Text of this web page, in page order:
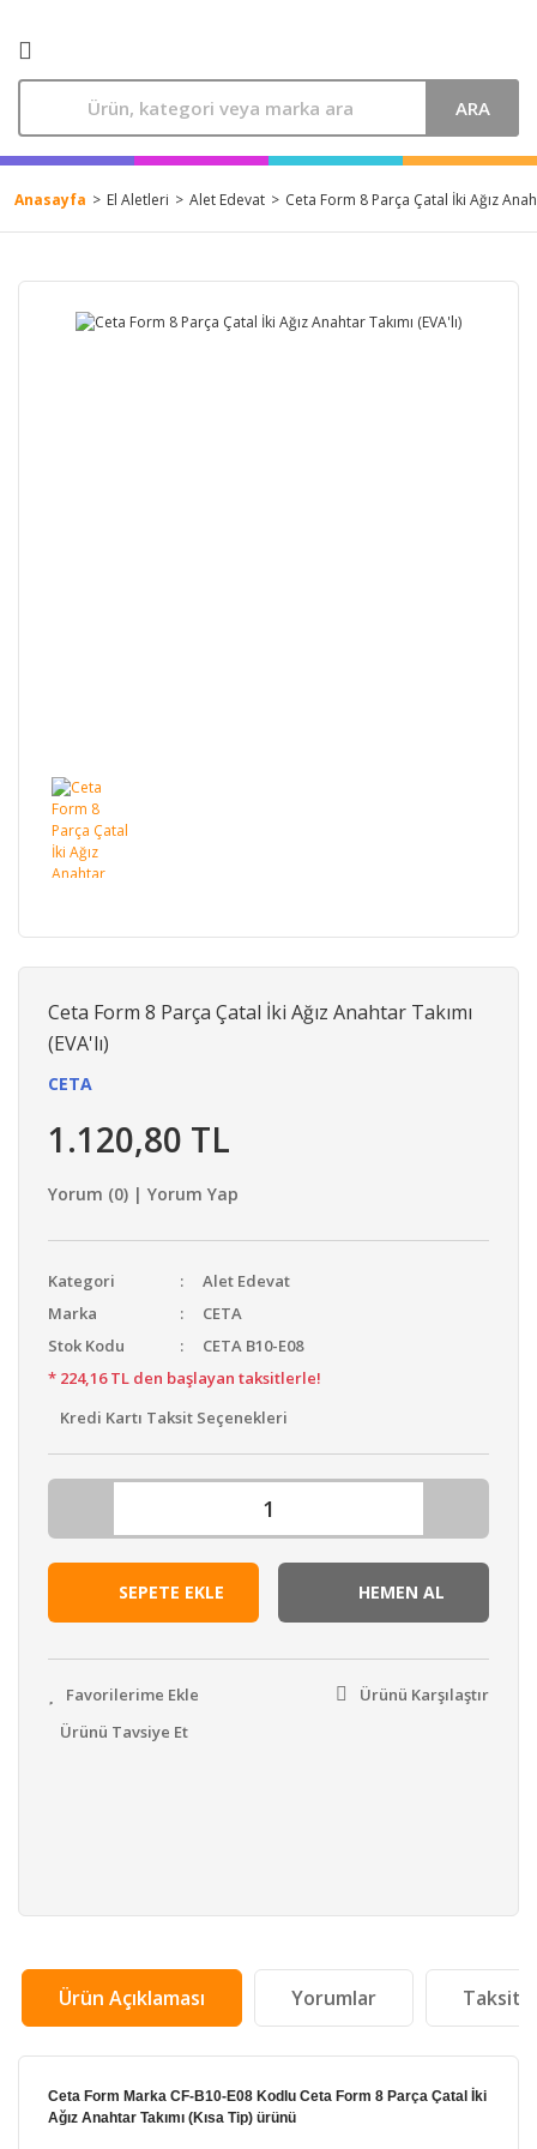
ARA
Anasayfa El Aletleri Alet Edevat Ceta Form 8 Parça Çatal İki Ağız
Ceta Form 8 Parça Çatal İki Ağız Anahtar Takımı
(EVA'lı)
CETA
1.120,80 TL
Yorum (0) | Yorum Yap
Kategori
Alet Edevat
Marka
CETA
Stok Kodu
CETA B10-E08
* 224,16 TL den başlayan taksitlerle!
Kredi Kartı Taksit Seçenekleri
SEPETE EKLE HEMEN AL
Ürünü Karşılaştır
Ürünü Tavsiye Et
Ürün Açıklaması Yorumlar Taksit
Ceta Form Marka CF-B10-E08 Kodlu Ceta Form 8 Parça Çatal İki
Ağız Anahtar Takımı (Kısa Tip) ürünü